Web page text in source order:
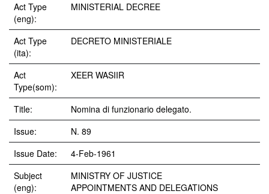
Act Type
(eng):
MINISTERIAL DECREE
Act Type
(ita):
DECRETO MINISTERIALE
Act
Type(som):
XEER WASIIR
Title:
Nomina di funzionario delegato.
Issue:
N. 89
Issue Date:
4-Feb-1961
Subject
(eng):
MINISTRY OF JUSTICE
APPOINTMENTS AND DELEGATIONS